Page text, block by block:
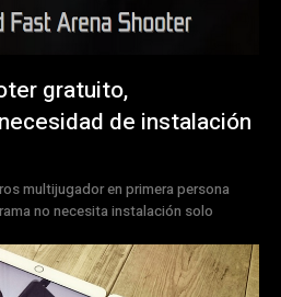
gratuito,
de instalación
multijugador en primera persona
no necesita instalación solo